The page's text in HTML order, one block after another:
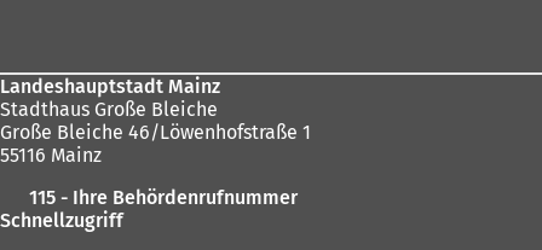
Landeshauptstadt Mainz
Stadthaus Große Bleiche
Große Bleiche 46/Löwenhofstraße 1
55116 Mainz
115 - Ihre Behördenrufnummer
Schnellzugriff